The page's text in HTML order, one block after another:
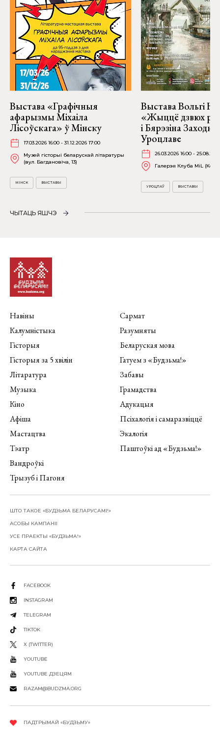
Выстава «Графічныя
афарызмы Міхаіла
Лісоўскага» ў Мінску
17.03.2026 16:00 - 31.12.2026 17:00
Музей гісторыі беларускай літаратуры
(вул. Багдановіча, 13)
МІНСК ВЫСТАВЫ
Выстава Вольгі
«Жыццё дзвюх
і Бярэзіна
Уроцлаве
26.03.2026 16:00 -
Галерэя Клуба MiL
УРОЦЛАЎ ВЫСТАВЫ
ЧЫТАЦЬ ЯШЧЭ
Навіны
Калумністыка
Гісторыя
Гісторыя за 5 хвілін
Літаратура
Музыка
Кіно
Афіша
Мастацтва
Тэатр
Вандроўкі
Трызуб і Пагоня
Сармат
Разумняты
Беларуская мова
Гатуем з «Будзьма!»
Забавы
Грамадства
Адукацыя
Псіхалогія і самаразвіццё
Экалогія
Паштоўкі ад «Будзьма!»
ШТО ТАКОЕ «БУДЗЬМА БЕЛАРУСАМІ!»
АСОБЫ КАМПАНІІ
УСЕ ПРАЕКТЫ «БУДЗЬМА!»
КАРТА САЙТА
FACEBOOK
INSTAGRAM
TELEGRAM
TIKTOK
X (TWITTER)
YOUTUBE
YOUTUBE ДЗЕЦЯМ
RAZAM@BUDZMA.ORG
ПАДТРЫМАЙ «БУДЗЬМУ»